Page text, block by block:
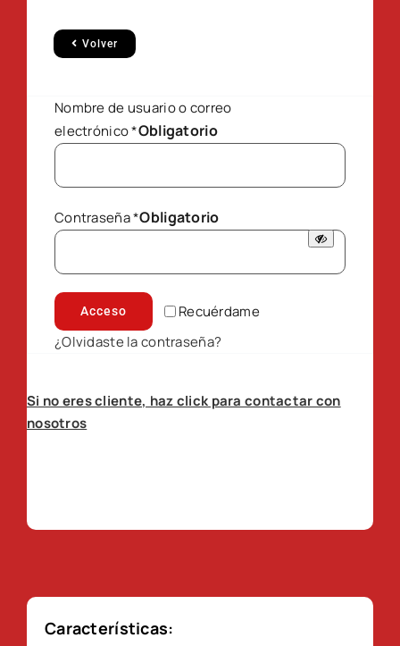
Volver
Nombre de usuario o correo
electrónico*Obligatorio
Contraseña*Obligatorio
Recuérdame
Acceso
¿Olvidaste la contraseña?
Si no eres cliente, haz click para contactar con
nosotros
Características: